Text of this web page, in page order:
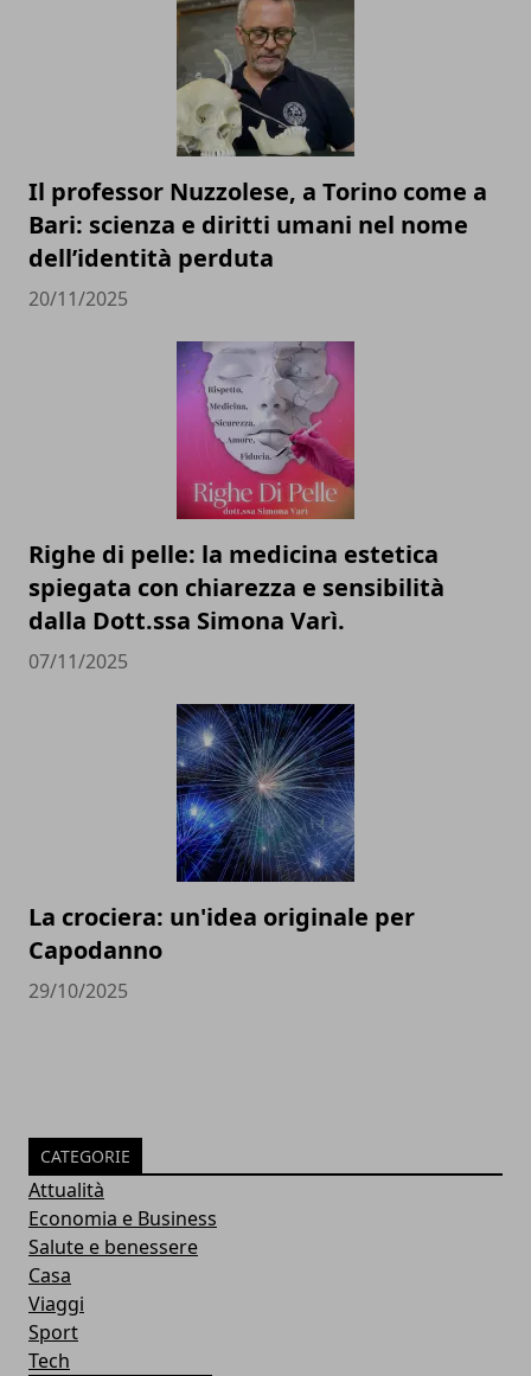
Il professor Nuzzolese, a Torino come a
Bari: scienza e diritti umani nel nome
dell’identità perduta
20/11/2025
Righe di pelle: la medicina estetica
spiegata con chiarezza e sensibilità
dalla Dott.ssa Simona Varì.
07/11/2025
La crociera: un'idea originale per
Capodanno
29/10/2025
CATEGORIE
Attualità
Economia e Business
Salute e benessere
Casa
Viaggi
Sport
Tech